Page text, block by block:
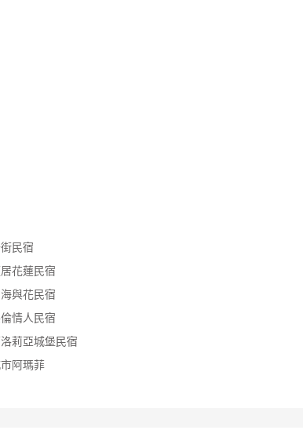
民宿
花蓮民宿
與花民宿
情人民宿
莉亞城堡民宿
阿瑪菲